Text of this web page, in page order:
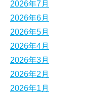
2026年7月
2026年6月
2026年5月
2026年4月
2026年3月
2026年2月
2026年1月